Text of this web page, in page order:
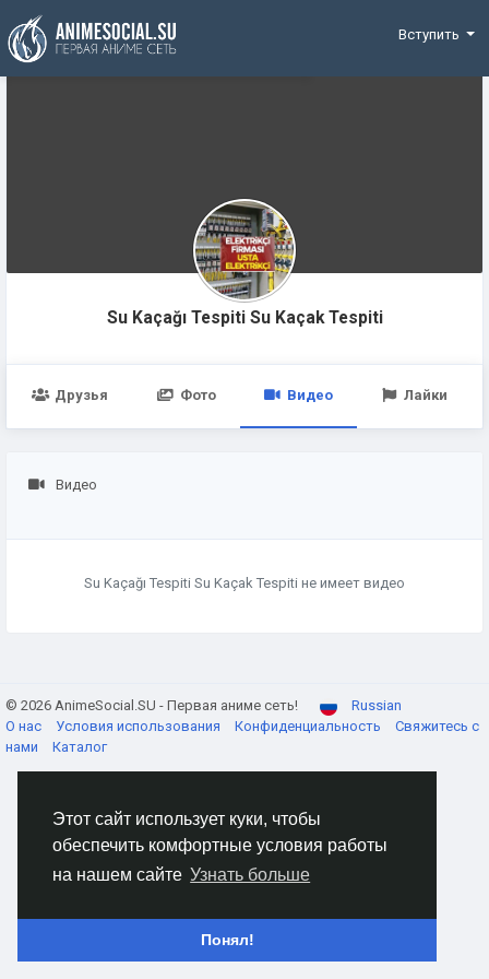
Этот сайт использует куки, чтобы
обеспечить комфортные условия работы
на нашем сайте Узнать больше
Понял!
Funding
Вступить
Su Kaçağı Tespiti Su Kaçak Tespiti
Друзья Фото Видео Лайки
Видео
Su Kaçağı Tespiti Su Kaçak Tespiti не имеет видео
© 2026 AnimeSocial.SU - Первая аниме сеть!
Russian
О нас
Условия использования Конфиденциальность
Свяжитесь с
нами
Каталог